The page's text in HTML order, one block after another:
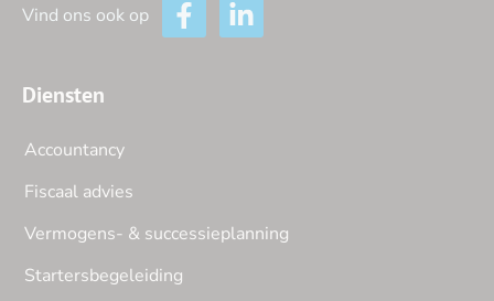
Vind ons ook op
Diensten
Accountancy
Fiscaal advies
Vermogens- & successieplanning
Startersbegeleiding